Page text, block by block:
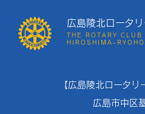
広島陵北ロータ
THE ROTARY CLUB
HIROSHIMA-
【広島陵北ロータリ
広島市中区